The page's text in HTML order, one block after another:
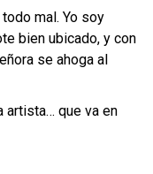
mal. Yo soy
bien ubicado, y con
se ahoga al
artista… que va en